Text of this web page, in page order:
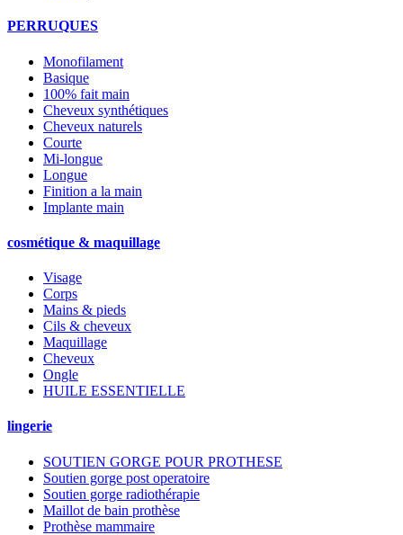
PERRUQUES
Monofilament
Basique
100% fait main
Cheveux synthétiques
Cheveux naturels
Courte
Mi-longue
Longue
Finition a la main
Implante main
cosmétique & maquillage
Visage
Corps
Mains & pieds
Cils & cheveux
Maquillage
Cheveux
Ongle
HUILE ESSENTIELLE
lingerie
SOUTIEN GORGE POUR PROTHESE
Soutien gorge post operatoire
Soutien gorge radiothérapie
Maillot de bain prothèse
Prothèse mammaire